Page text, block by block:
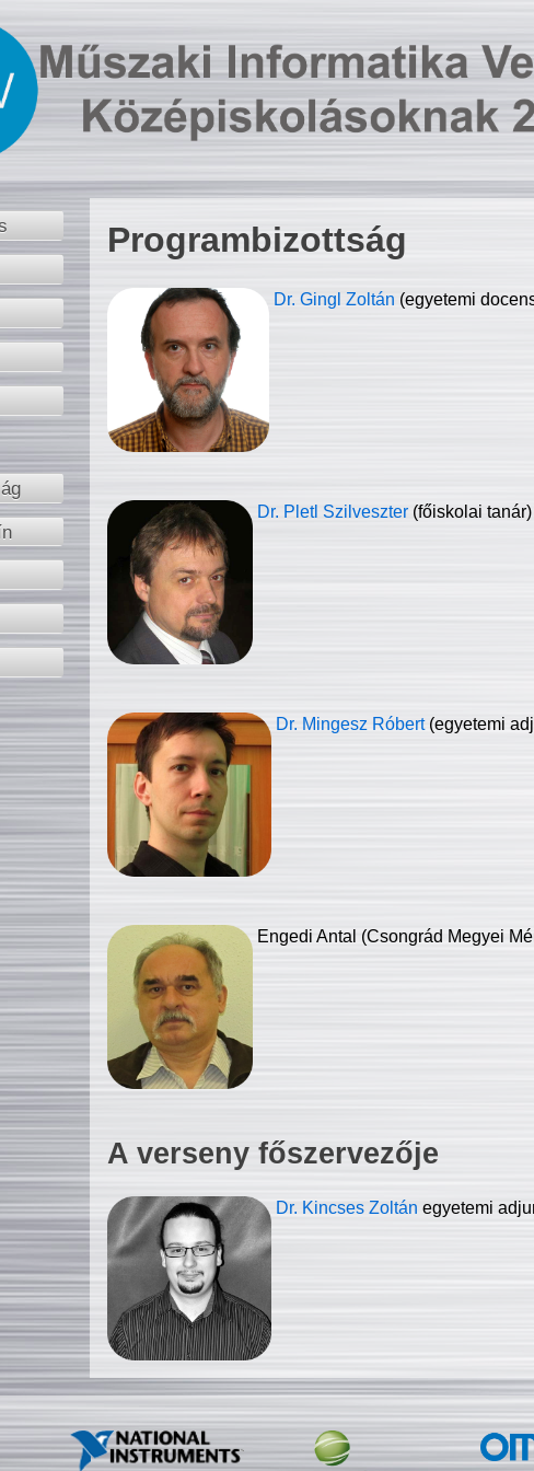
Programbizottság
Dr. Gingl Zoltán (egyetemi
Dr. Pletl Szilveszter (főiskolai tanár)
Dr. Mingesz Róbert (egyetemi
Engedi Antal (Csongrád Megyei
A verseny főszervezője
Dr. Kincses Zoltán egyetemi